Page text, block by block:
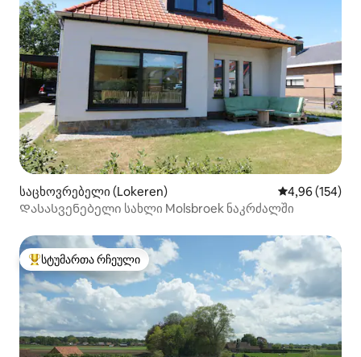
საცხოვრებელი (Lokeren) საშუალო
4,96 (154)
Დასასვენებელი სახლი Molsbroek ნაკრძალში
სტუმართა რჩეული მოწინავე ვარიანტი
სტუმართა რჩეული